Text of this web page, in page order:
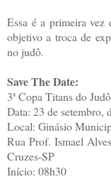
Essa é a primeira
objetivo a troca de
no judô.
Save The Date:
3ª Copa Titans do
Data: 23 de setembro,
Local: Ginásio
Rua Prof. Ismael
Cruzes-SP
Início: 08h30